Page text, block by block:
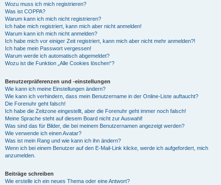
Wozu muss ich mich registrieren?
Was ist COPPA?
Warum kann ich mich nicht registrieren?
Ich habe mich registriert, kann mich aber nicht anmelden!
Warum kann ich mich nicht anmelden?
Ich habe mich vor einiger Zeit registriert, kann mich aber nicht mehr anmelden?!
Ich habe mein Passwort vergessen!
Warum werde ich automatisch abgemeldet?
Wozu ist die Funktion „Alle Cookies löschen“?
Benutzerpräferenzen und -einstellungen
Wie kann ich meine Einstellungen ändern?
Wie kann ich verhindern, dass mein Benutzername in der Online-Liste auftaucht?
Die Forenuhr geht falsch!
Ich habe die Zeitzone eingestellt, aber die Forenuhr geht immer noch falsch!
Meine Sprache steht auf diesem Board nicht zur Auswahl!
Was sind das für Bilder, die bei meinem Benutzernamen angezeigt werden?
Wie verwende ich einen Avatar?
Was ist mein Rang und wie kann ich ihn ändern?
Wenn ich bei einem Benutzer auf den E-Mail-Link klicke, werde ich aufgefordert, mich
anzumelden.
Beiträge schreiben
Wie erstelle ich ein neues Thema oder eine Antwort?